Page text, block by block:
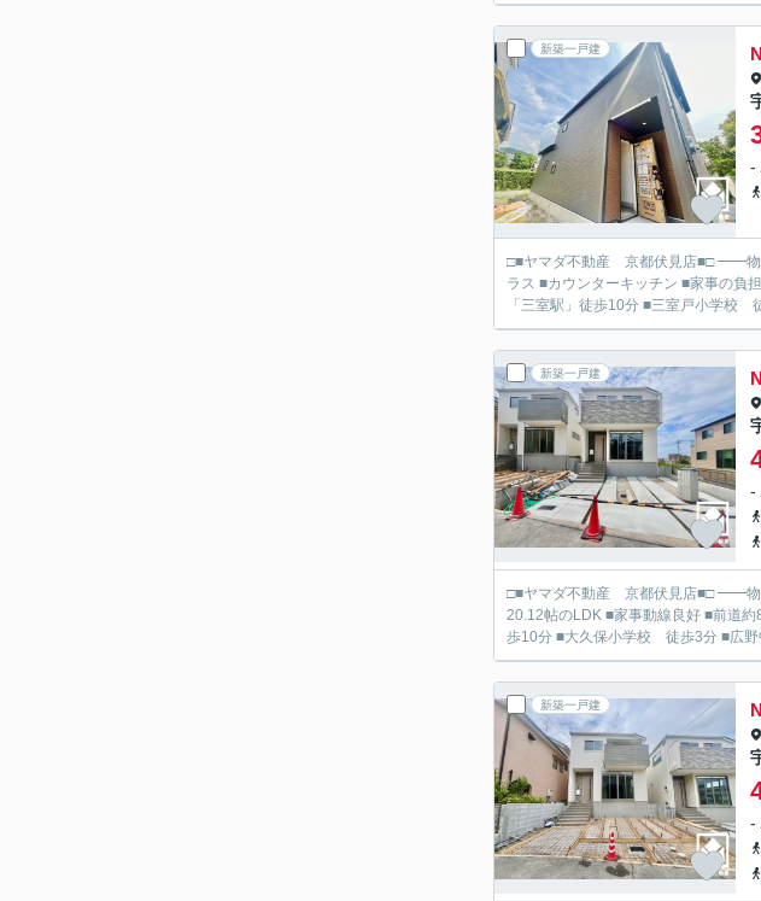
新築一戸建
-
□■ヤマダ不動産 京都伏見店■□ ━━物件のオススメPOINT━━ ■駐車スペース2台分 ■LDK16帖 ■2階洋室3部屋は6帖以上 ■全居室収納 ■全居室複層ガ
ラス ■カウンターキッチン ■家事の負担を軽減
「三室駅」徒歩10分 ■三室戸小学校
新築一戸建
-
□■ヤマダ不動産 京都伏見店■□ ━━物件のオススメPOINT━━ ■徒歩5分の駅近物件 ■JR・近鉄の2沿線利用可能 ■駐車スペース2台分有 ■広々とした
20.12帖のLDK ■家事動線良好 ■前道約8m ■ZEH水準省エネ住宅
歩10分 ■大久保小学校 徒歩3分 ■広
新築一戸建
-